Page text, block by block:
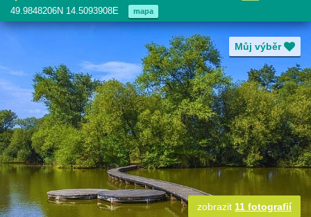
49.9848206N 14.5093908E
mapa
Můj výběr
zobrazit 11 fotografií